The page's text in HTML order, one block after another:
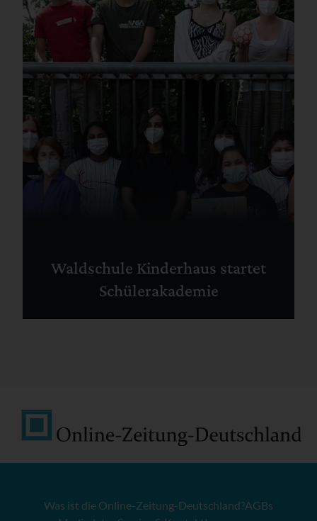
Waldschule Kinderhaus startet
Schülerakademie
Was ist die Online-Zeitung-Deutschland?AGBs